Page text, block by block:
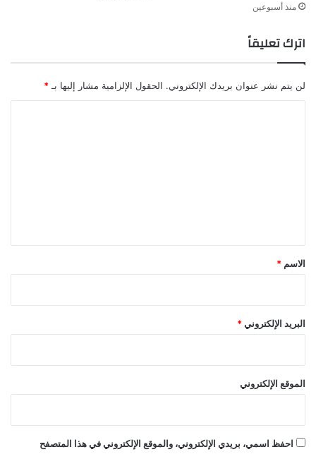
منذ أسبوعين
اترك تعليقاً
لن يتم نشر عنوان بريدك الإلكتروني. الحقول الإلزامية مشار إليها بـ *
*
الاسم *
البريد الإلكتروني *
الموقع الإلكتروني
احفظ اسمي، بريدي الإلكتروني، والموقع الإلكتروني في هذا المتصفح